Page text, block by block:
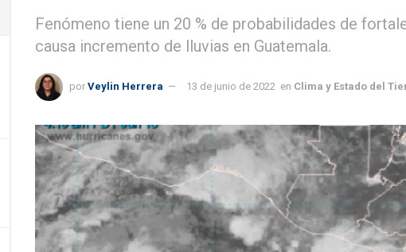
Fenómeno tiene un 20 % de probabilidades de
causa incremento de lluvias en Guatemala.
por Veylin Herrera 13 de junio de 2022 en Clima y Estado del